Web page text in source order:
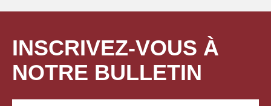
INSCRIVEZ-VOUS À
NOTRE BULLETIN